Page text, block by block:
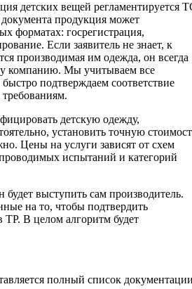
детских вещей регламентируется
продукция может
форматах: госрегистрация,
Если заявитель не знает, к
производимая им одежда, он всегда
компанию. Мы учитываем все
подтверждаем соответствие
детскую одежду,
установить точную
Цены на услуги зависят от схем
испытаний и категорий
будет выступить сам производитель.
на то, чтобы подтвердить
ТР. В целом алгоритм будет
полный список